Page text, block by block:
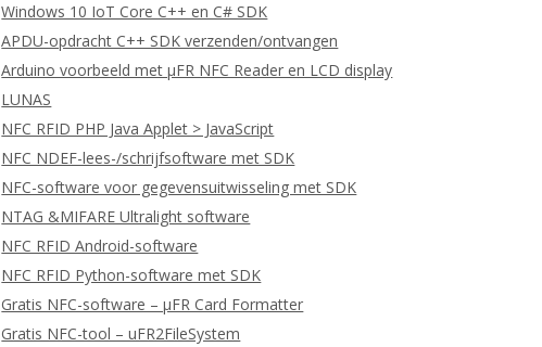
Windows 10 IoT Core C++ en C# SDK
APDU-opdracht C++ SDK verzenden/ontvangen
Arduino voorbeeld met μFR NFC Reader en LCD display
LUNAS
NFC RFID PHP Java Applet > JavaScript
NFC NDEF-lees-/schrijfsoftware met SDK
NFC-software voor gegevensuitwisseling met SDK
NTAG &MIFARE Ultralight software
NFC RFID Android-software
NFC RFID Python-software met SDK
Gratis NFC-software – μFR Card Formatter
Gratis NFC-tool – uFR2FileSystem